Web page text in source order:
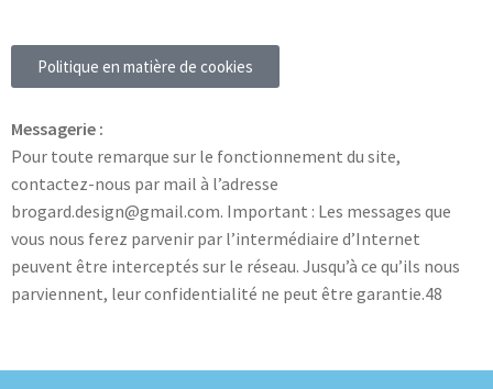
Politique en matière de cookies
Messagerie :
Pour toute remarque sur le fonctionnement du site,
contactez-nous par mail à l’adresse
brogard.design@gmail.com. Important : Les messages que
vous nous ferez parvenir par l’intermédiaire d’Internet
peuvent être interceptés sur le réseau. Jusqu’à ce qu’ils nous
parviennent, leur confidentialité ne peut être garantie.48